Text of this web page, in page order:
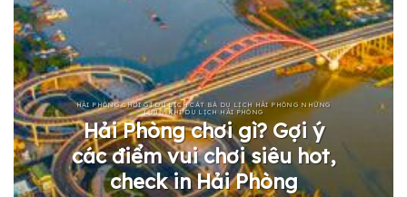
HẢI PHÒNG CHƠI GÌ DU LỊCH CÁT BÀ DU LỊCH HẢI PHÒNG NHỮNG
LƯU Ý KHI DU LỊCH HẢI PHÒNG
Hải Phòng chơi gì? Gợi ý
các điểm vui chơi siêu hot,
check in Hải Phòng